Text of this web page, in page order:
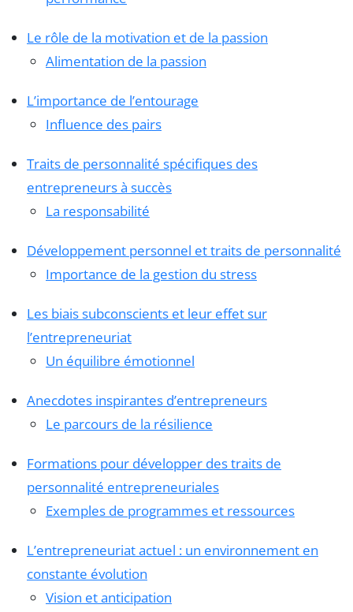
Le rôle de la motivation et de la passion
Alimentation de la passion
L’importance de l’entourage
Influence des pairs
Traits de personnalité spécifiques des
entrepreneurs à succès
La responsabilité
Développement personnel et traits de personnalité
Importance de la gestion du stress
Les biais subconscients et leur effet sur
l’entrepreneuriat
Un équilibre émotionnel
Anecdotes inspirantes d’entrepreneurs
Le parcours de la résilience
Formations pour développer des traits de
personnalité entrepreneuriales
Exemples de programmes et ressources
L’entrepreneuriat actuel : un environnement en
constante évolution
Vision et anticipation